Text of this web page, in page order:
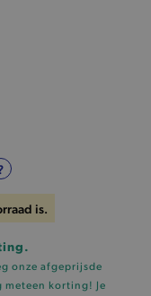
is.
onze afgeprijsde
meteen korting! Je